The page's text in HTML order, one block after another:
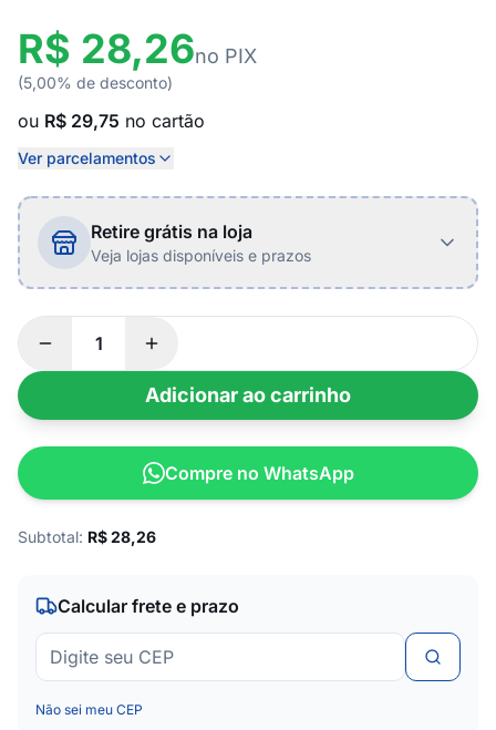
R$ 28,26no PIX
(5,00% de desconto)
ou R$ 29,75 no cartão
Ver parcelamentos
Retire grátis na loja
Veja lojas disponíveis e prazos
Adicionar ao carrinho
Compre no WhatsApp
Subtotal: R$28,26
Calcular frete e prazo
Não sei meu CEP